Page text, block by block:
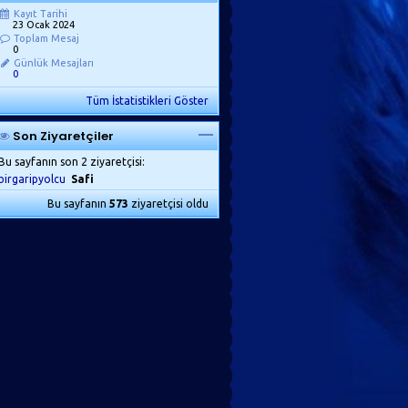
Kayıt Tarihi
23 Ocak 2024
Toplam Mesaj
0
Günlük Mesajları
0
Tüm İstatistikleri Göster
Son Ziyaretçiler
sayfanın son 2 ziyaretçisi:
Safi
Bu sayfanın573ziyaretçisi oldu